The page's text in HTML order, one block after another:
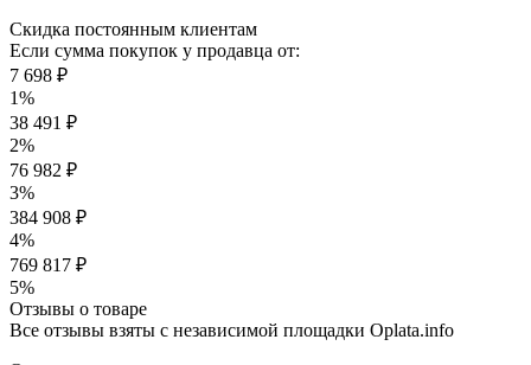
Скидка постоянным клиентам
Если сумма покупок у продавца от:
7 698 ₽
1%
38 491 ₽
2%
76 982 ₽
3%
384 908 ₽
4%
769 817 ₽
5%
Отзывы о товаре
Все отзывы взяты с независимой площадки Oplata.info